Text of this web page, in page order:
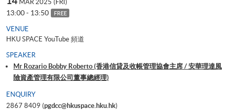
MAR 2025 (FRI)
13:00 - 13:50 FREE
VENUE
HKU SPACE YouTube 頻道
SPEAKER
Mr Rozario Bobby Roberto (香港信貸及收帳管理協會主席 / 安華理達風
險資產管理有限公司董事總經理)
ENQUIRY
2867 8409 (pgdcc@hkuspace.hku.hk)